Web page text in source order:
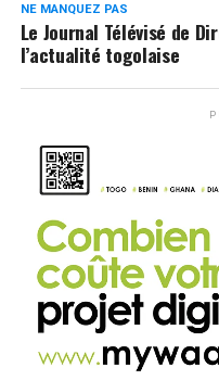
NE MANQUEZ PAS
Le Journal Télévisé de
l’actualité togolaise